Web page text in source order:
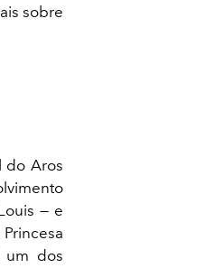
sobre
do Aros
— e
um dos